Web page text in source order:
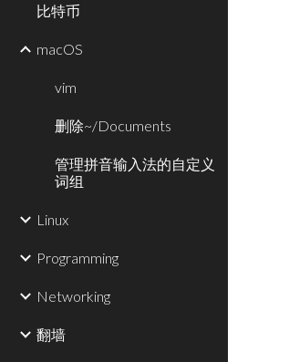
比特币
macOS
vim
删除~/Documents
管理拼音输入法的自定义
词组
Linux
Programming
Networking
翻墙